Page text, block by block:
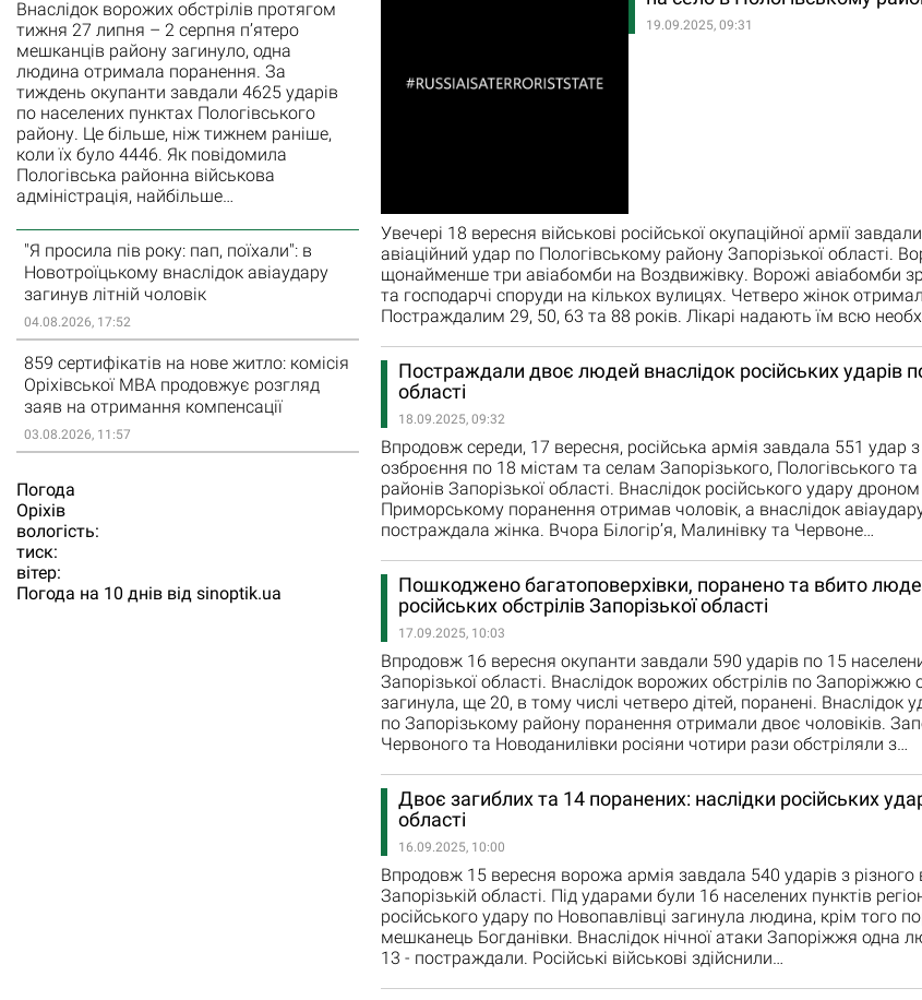
Внаслідок ворожих обстрілів протягом
тижня 27 липня – 2 серпня п’ятеро
мешканців району загинуло, одна
людина отримала поранення. За
тиждень окупанти завдали 4625 ударів
по населених пунктах Пологівського
району. Це більше, ніж тижнем раніше,
коли їх було 4446. Як повідомила
Пологівська районна військова
адміністрація, найбільше…
"Я просила пів року: пап, поїхали": в
Новотроїцькому внаслідок авіаудару
загинув літній чоловік
04.08.2026, 17:52
859 сертифікатів на нове житло: комісія
Оріхівської МВА продовжує розгляд
заяв на отримання компенсації
03.08.2026, 11:57
Погода
Орiхiв
вологість:
тиск:
вітер:
Погода на 10 днів від sinoptik.ua
19.09.2025, 09:31
Увечері 18 вересня військові російської окупаційної армії
авіаційний удар по Пологівському району Запорізької області.
щонайменше три авіабомби на Воздвижівку. Ворожі авіабомби
та господарчі споруди на кількох вулицях. Четверо жінок
Постраждалим 29, 50, 63 та 88 років. Лікарі надають їм всю
Постраждали двоє людей внаслідок російських ударів
області
18.09.2025, 09:32
Впродовж середи, 17 вересня, російська армія завдала 551 удар з
озброєння по 18 містам та селам Запорізького, Пологівського та
районів Запорізької області. Внаслідок російського удару
Приморському поранення отримав чоловік, а внаслідок
постраждала жінка. Вчора Білогірʼя, Малинівку та Червоне…
Пошкоджено багатоповерхівки, поранено та вбито
російських обстрілів Запорізької області
17.09.2025, 10:03
Впродовж 16 вересня окупанти завдали 590 ударів по 15
Запорізької області. Внаслідок ворожих обстрілів по
загинула, ще 20, в тому числі четверо дітей, поранені. Внаслідок
по Запорізькому району поранення отримали двоє чоловіків.
Червоного та Новоданилівки росіяни чотири рази обстріляли з…
Двоє загиблих та 14 поранених: наслідки російських
області
16.09.2025, 10:00
Впродовж 15 вересня ворожа армія завдала 540 ударів з
Запорізькій області. Під ударами були 16 населених пунктів
російського удару по Новопавлівці загинула людина, крім того
мешканець Богданівки. Внаслідок нічної атаки Запоріжжя одна
13 - постраждали. Російські військові здійснили…